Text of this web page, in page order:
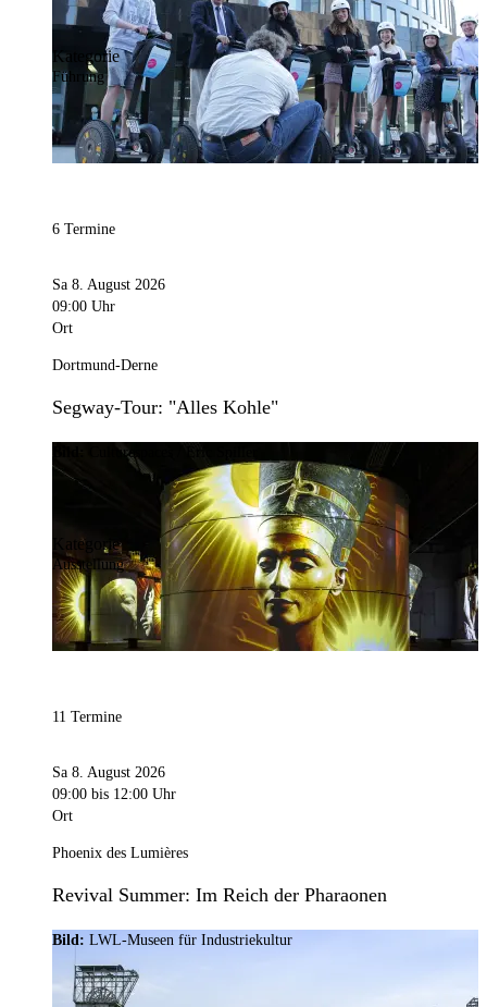
Kategorie
Führung
6 Termine
Sa 8. August 2026
09:00 Uhr
Ort
Dortmund-Derne
Segway-Tour: "Alles Kohle"
Culturespaces / Eric Spiller
Kategorie
Ausstellung
11 Termine
Sa 8. August 2026
09:00 bis 12:00 Uhr
Ort
Phoenix des Lumières
Revival Summer: Im Reich der Pharaonen
Bild: LWL-Museen für Industriekultur